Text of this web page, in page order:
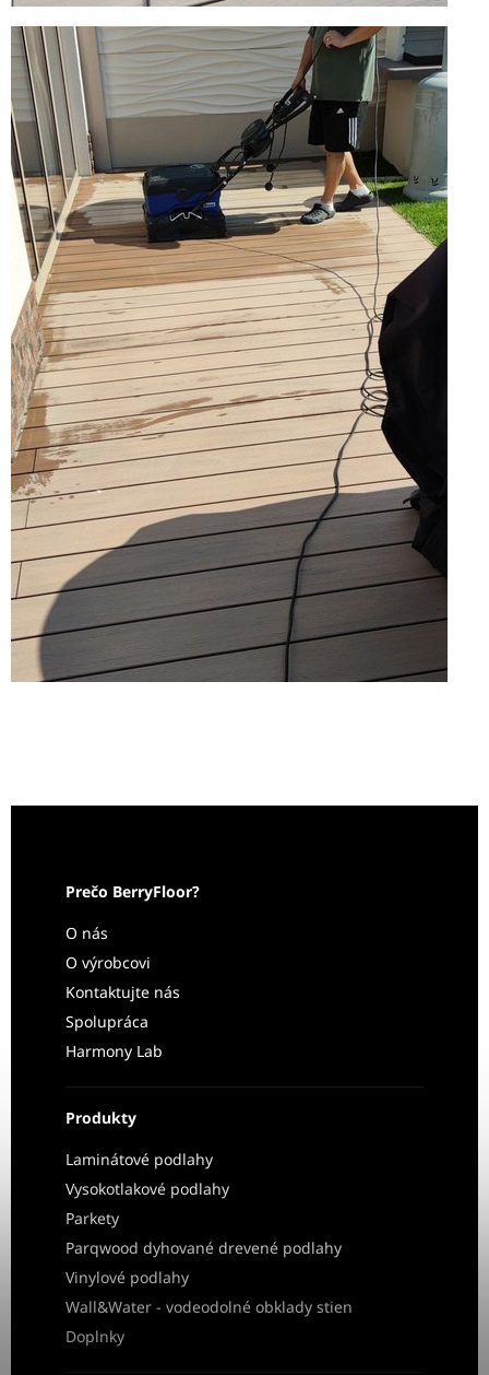
Prečo BerryFloor?
O nás
O výrobcovi
Kontaktujte nás
Spolupráca
Harmony Lab
Produkty
Laminátové podlahy
Vysokotlakové podlahy
Parkety
Parqwood dyhované drevené podlahy
Vinylové podlahy
Wall&Water - vodeodolné obklady stien
Doplnky